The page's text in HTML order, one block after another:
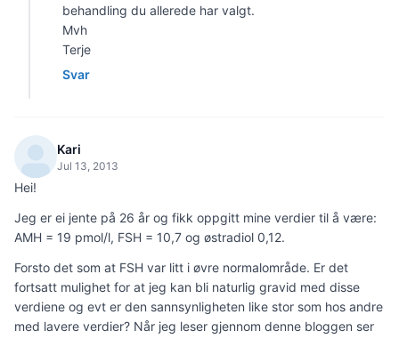
behandling du allerede har valgt.
Mvh
Terje
Svar
Kari
Jul 13, 2013
Hei!
Jeg er ei jente på 26 år og fikk oppgitt mine verdier til å være:
AMH = 19 pmol/l, FSH = 10,7 og østradiol 0,12.
Forsto det som at FSH var litt i øvre normalområde. Er det
fortsatt mulighet for at jeg kan bli naturlig gravid med disse
verdiene og evt er den sannsynligheten like stor som hos andre
med lavere verdier? Når jeg leser gjennom denne bloggen ser